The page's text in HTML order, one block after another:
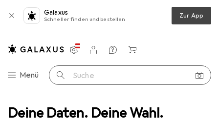
Deine Daten. Deine Wahl.
Galaxus
Schneller finden und bestellen Zur App
Navigation nach Kategorien
Menü Suche
Einstellungen
Kundenkonto
Vergleichslisten
Merklisten
Warenkorb
Messwerkzeug Messlehre Jbo Gewinde-Gutlehrring